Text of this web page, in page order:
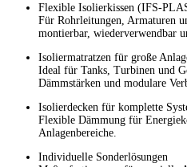
Flexible Isolierkissen (IFS-
Für Rohrleitungen, Armaturen
montierbar, wiederverwendbar
Isoliermatratzen für große
Ideal für Tanks, Turbinen und
Dämmstärken und modulare
Isolierdecken für komplette
Flexible Dämmung für
Anlagenbereiche.
Individuelle Sonderlösungen